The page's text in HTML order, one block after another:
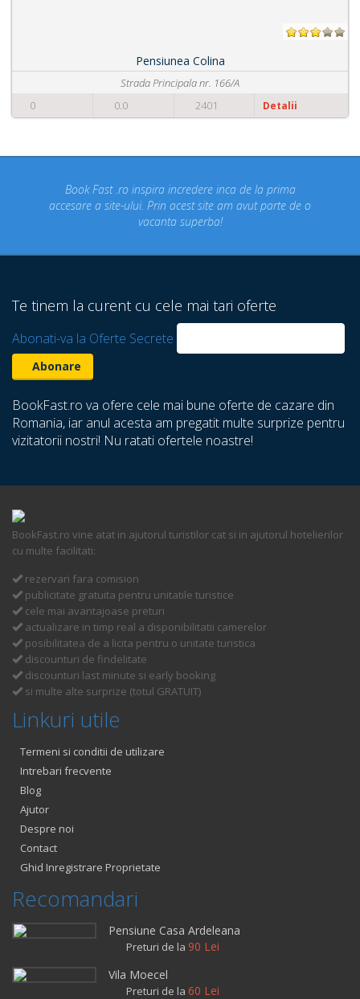
Pensiunea Magnolia 2
Strada Principala nr.54
1772 Detalii
Concediul nostru rezervat prin site-ul BookFast.ro a fost
un concediu de vis. Am vizitat locuri din Romania
despre care nu stiam ca exista! Multumim Book Fast!
Te tinem la curent cu cele mai tari oferte
Abonati-va la Oferte Secrete
BookFast.ro va ofere cele mai bune oferte de cazare din
Romania, iar anul acesta am pregatit multe surprize pentru
vizitatorii nostri! Nu ratati ofertele noastre!
BookFast.ro vine atat in ajutorul turistilor cat si in ajutorul hotelierilor
cu multe facilitati:
rezervari fara comision
publicitate gratuita pentru unitatile turistice
cele mai avantajoase preturi
actualizare in timp real a disponibilitatii camerelor
posibilitatea de a licita pentru o unitate turistica
discounturi de findelitate
discounturi last minute si early booking
si multe alte surprize (totul GRATUIT)
Linkuri utile
Termeni si conditii de utilizare
Intrebari frecvente
Blog
Ajutor
Despre noi
Contact
Ghid Inregistrare Proprietate
Recomandari
Pensiune Casa Ardeleana
Preturi de la 90 Lei
Vila Moecel
Preturi de la 60 Lei